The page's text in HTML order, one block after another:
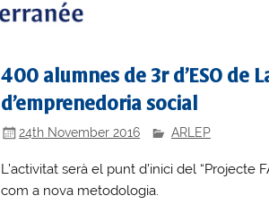
400 alumnes de 3r d’ESO de
d’emprenedoria social
24th November 2016 ARLEP
L’activitat serà el punt d’inici del
com a nova metodologia.